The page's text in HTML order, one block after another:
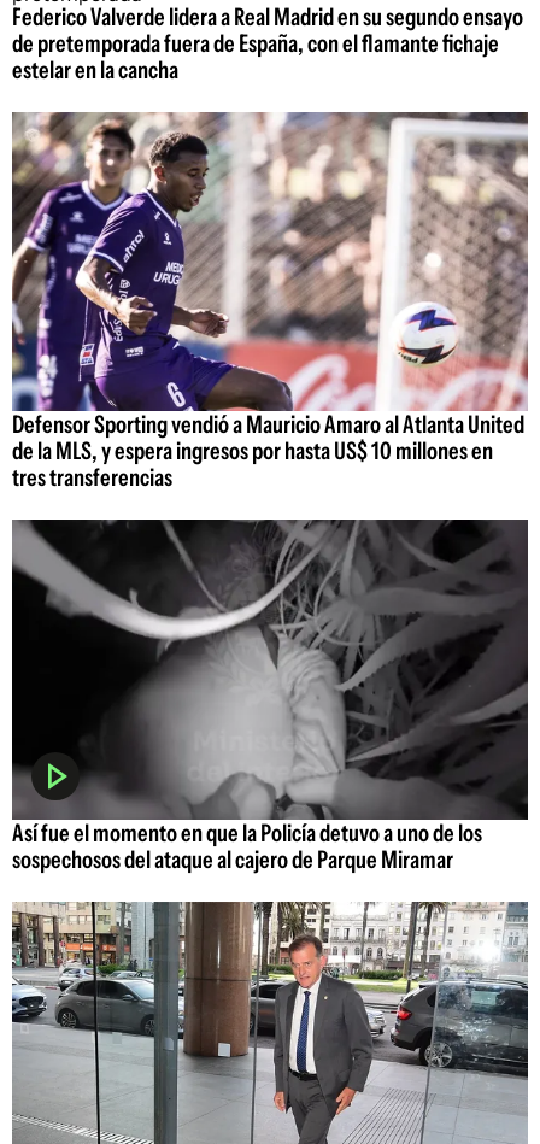
Federico Valverde lidera a Real Madrid en su segundo ensayo
de pretemporada fuera de España, con el flamante fichaje
estelar en la cancha
Defensor Sporting vendió a Mauricio Amaro al Atlanta United
de la MLS, y espera ingresos por hasta US$ 10 millones en
tres transferencias
Así fue el momento en que la Policía detuvo a uno de los
sospechosos del ataque al cajero de Parque Miramar